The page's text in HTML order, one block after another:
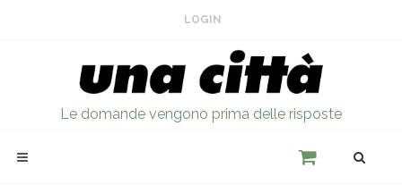
LOGIN
Le domande vengono prima delle risposte